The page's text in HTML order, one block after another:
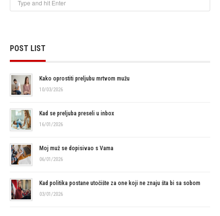
POST LIST
Kako oprostiti preljubu mrtvom mužu
10/03/2026
Kad se preljuba preseli u inbox
16/01/2026
Moj muž se dopisivao s Vama
06/01/2026
Kad politika postane utočište za one koji ne znaju šta bi sa sobom
03/01/2026